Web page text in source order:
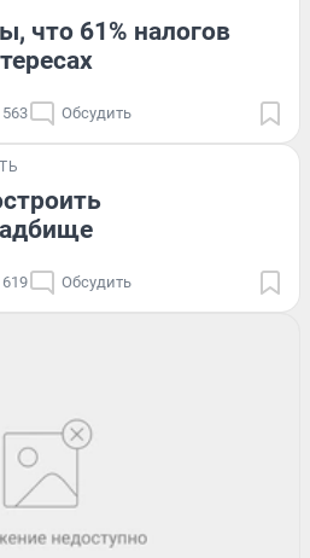
что 61% налогов
563 Обсудить
619 Обсудить